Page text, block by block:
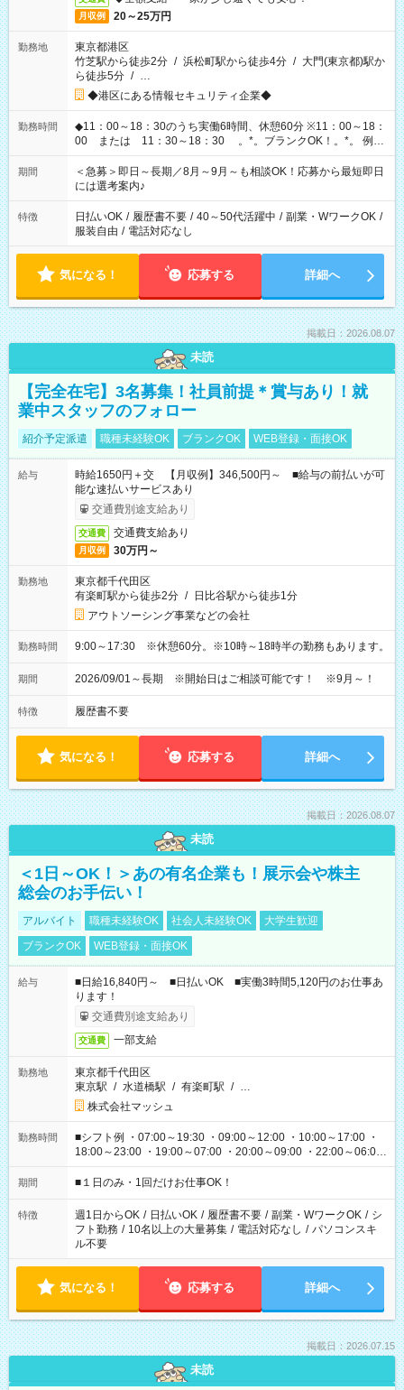
月収例 20～25万円
勤務地
東京都港区
竹芝駅から徒歩2分 / 浜松町駅から徒歩4分 / 大門(東京都)駅か
ら徒歩5分 / …
◆港区にある情報セキュリティ企業◆
勤務時間
◆11：00～18：30のうち実働6時間、休憩60分 ※11：00～18：
00 または 11：30～18：30 。*。ブランクOK！。*。 例え
ば前職が、 在宅/財団法人/事務/コールセンター/受付/販売/カフェ
スタッフ スイーツ販売/ホテルフロント/化粧品販売/など 様々な
業界から入社して活躍されています♪
期間
＜急募＞即日～長期／8月～9月～も相談OK！応募から最短即日
には選考案内♪
特徴 日払いOK / 履歴書不要 / 40～50代活躍中 / 副業・WワークOK /
服装自由 / 電話対応なし
気になる！ 応募する 詳細へ
掲載日：2026.08.07
未読
【完全在宅】3名募集！社員前提＊賞与あり！就
業中スタッフのフォロー
紹介予定派遣 職種未経験OK ブランクOK WEB登録・面接OK
給与
時給1650円＋交 【月収例】346,500円～ ■給与の前払いが可
能な速払いサービスあり
交通費別途支給あり
交通費 交通費支給あり
月収例 30万円～
勤務地
東京都千代田区
有楽町駅から徒歩2分 / 日比谷駅から徒歩1分
アウトソーシング事業などの会社
勤務時間 9:00～17:30 ※休憩60分。※10時～18時半の勤務もあります。
期間 2026/09/01～長期 ※開始日はご相談可能です！ ※9月～！
特徴 履歴書不要
気になる！ 応募する 詳細へ
掲載日：2026.08.07
未読
＜1日～OK！＞あの有名企業も！展示会や株主
総会のお手伝い！
アルバイト 職種未経験OK 社会人未経験OK
大学生歓迎
ブランクOK
WEB登録・面接OK
給与
■日給16,840円～ ■日払いOK ■実働3時間5,120円のお仕事あ
ります！
交通費別途支給あり
交通費 一部支給
勤務地
東京都千代田区
東京駅 / 水道橋駅 / 有楽町駅 / …
株式会社マッシュ
勤務時間
■シフト例 ・07:00～19:30 ・09:00～12:00 ・10:00～17:00 ・
18:00～23:00 ・19:00～07:00 ・20:00～09:00 ・22:00～06:00
etc ★最短で3時間で5,120円のお仕事から 15時間で2万円近く稼
げるお仕事も！ ご希望のお時間に合わせてご紹介！ ※シフトは
ください！
期間 ■１日のみ・1回だけお仕事OK！
特徴 週1日からOK / 日払いOK / 履歴書不要 / 副業・WワークOK / シ
フト勤務 / 10名以上の大量募集 / 電話対応なし / パソコンスキ
ル不要
気になる！ 応募する 詳細へ
掲載日：2026.07.15
未読